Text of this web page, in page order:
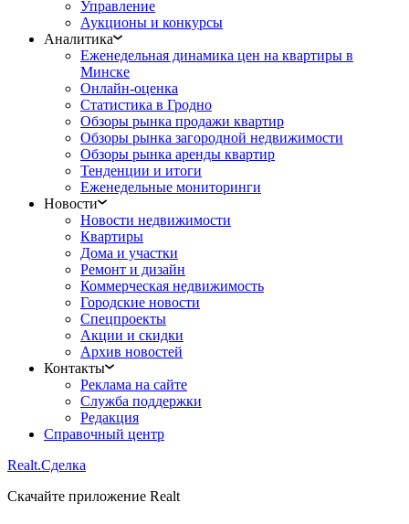
Управление
Аукционы и конкурсы
Аналитика
Еженедельная динамика цен на квартиры в
Минске
Онлайн-оценка
Статистика в Гродно
Обзоры рынка продажи квартир
Обзоры рынка загородной недвижимости
Обзоры рынка аренды квартир
Тенденции и итоги
Еженедельные мониторинги
Новости
Новости недвижимости
Квартиры
Дома и участки
Ремонт и дизайн
Коммерческая недвижимость
Городские новости
Спецпроекты
Акции и скидки
Архив новостей
Контакты
Реклама на сайте
Служба поддержки
Редакция
Справочный центр
Realt.Сделка
Скачайте приложение Realt